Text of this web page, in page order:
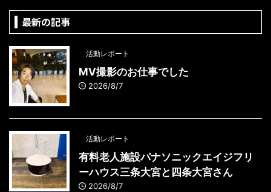
最新の記事
活動レポート
MV撮影のお仕事でした
2026/8/7
活動レポート
有料老人施設パナソニックエイジフリ
ーハウス三条大宮と四条大宮さん
2026/8/7